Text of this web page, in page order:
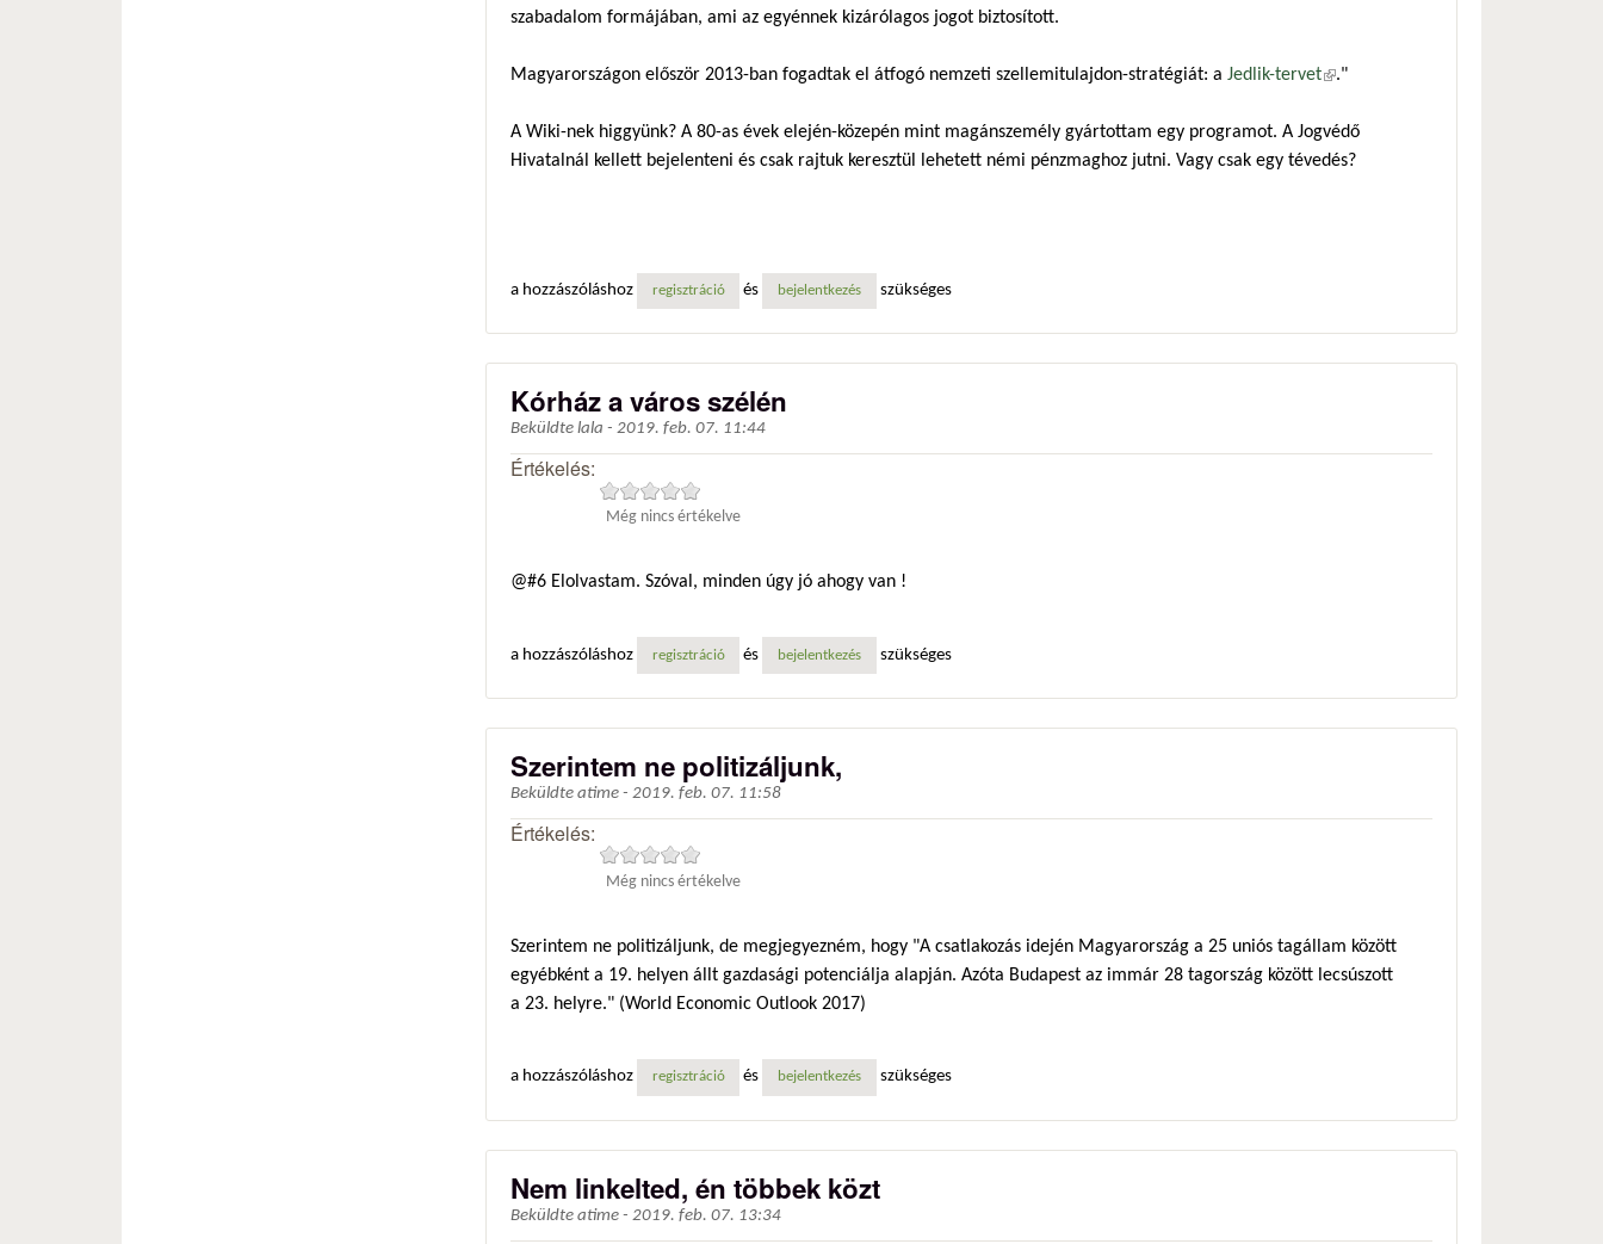
szabadalom formájában, ami az egyénnek kizárólagos jogot biztosított.
Magyarországon először 2013-ban fogadtak el átfogó nemzeti szellemitulajdon-stratégiát: a Jedlik-tervet(külső hivatkozás)
."
A Wiki-nek higgyünk? A 80-as évek elején-közepén mint magánszemély gyártottam egy programot. A Jogvédő
Hivatalnál kellett bejelenteni és csak rajtuk keresztül lehetett némi pénzmaghoz jutni. Vagy csak egy tévedés?
a hozzászóláshoz regisztráció és bejelentkezés szükséges
Kórház a város szélén
Beküldte lala - 2019. feb. 07. 11:44
Értékelés:
Még nincs értékelve
@#6 Elolvastam. Szóval, minden úgy jó ahogy van !
a hozzászóláshoz regisztráció és bejelentkezés szükséges
Szerintem ne politizáljunk,
Beküldte atime - 2019. feb. 07. 11:58
Értékelés:
Még nincs értékelve
Szerintem ne politizáljunk, de megjegyezném, hogy "A csatlakozás idején Magyarország a 25 uniós tagállam között
egyébként a 19. helyen állt gazdasági potenciálja alapján. Azóta Budapest az immár 28 tagország között lecsúszott
a 23. helyre." (World Economic Outlook 2017)
a hozzászóláshoz regisztráció és bejelentkezés szükséges
Nem linkelted, én többek közt
Beküldte atime - 2019. feb. 07. 13:34